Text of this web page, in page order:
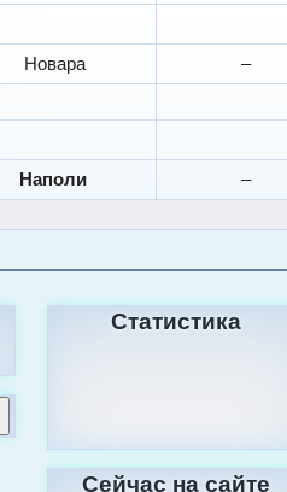
Новара –
Наполи –
Статистика
Сейчас на сайте